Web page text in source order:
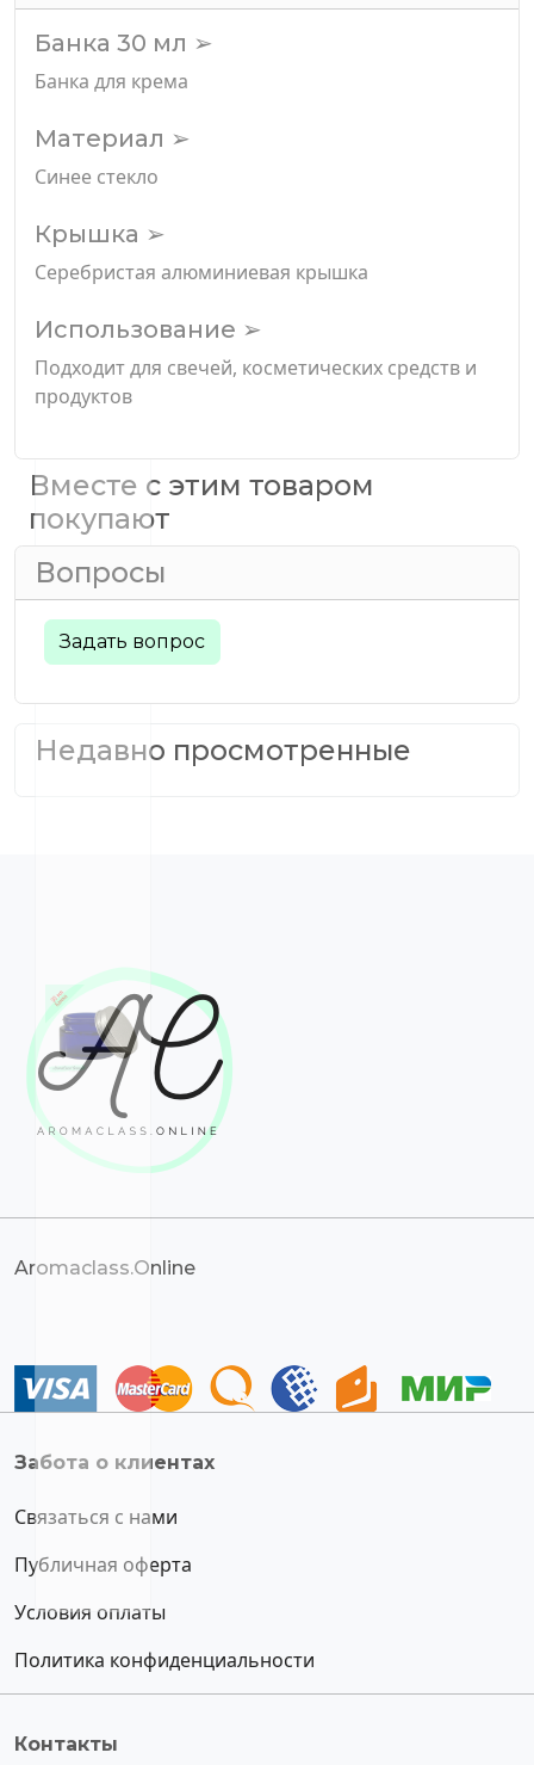
Банка 30 мл ➢
Банка для крема
Материал ➢
Синее стекло
Крышка ➢
Серебристая алюминиевая крышка
Использование ➢
Подходит для свечей, косметических средств и
продуктов
Вместе с этим товаром
покупают
Вопросы
Задать вопрос
Недавно просмотренные
Aromaclass.Online
Забота о клиентах
Связаться с нами
Публичная оферта
Условия оплаты
Политика конфиденциальности
Контакты